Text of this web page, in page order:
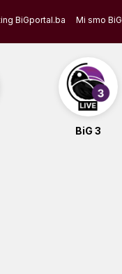
BiGportal.ba Mi smo BiG
BiG 3